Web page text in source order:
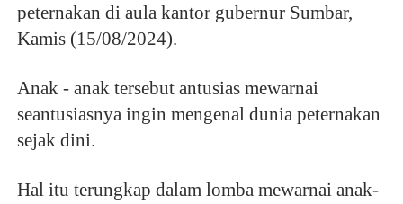
peternakan di aula kantor gubernur Sumbar,
Kamis (15/08/2024).
Anak - anak tersebut antusias mewarnai
seantusiasnya ingin mengenal dunia peternakan
sejak dini.
Hal itu terungkap dalam lomba mewarnai anak-